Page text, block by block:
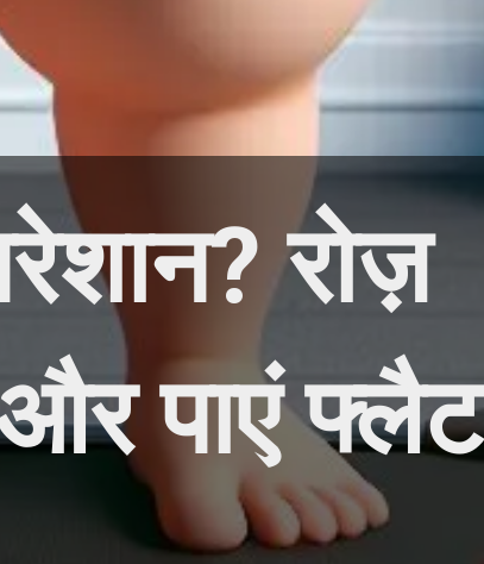
रोज़
पाएं फ्लैट